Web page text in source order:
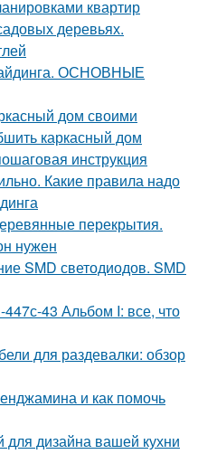
квартир
деревьях.
ОСНОВНЫЕ
дом своими
каркасный дом
инструкция
Какие правила надо
перекрытия.
нужен
SMD светодиодов. SMD
43 Альбом I: все, что
для раздевалки: обзор
и как помочь
дизайна вашей кухни